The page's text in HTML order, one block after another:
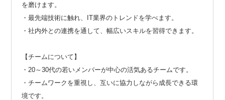
を磨けます。
・最先端技術に触れ、IT業界のトレンドを学べます。
・社内外との連携を通して、幅広いスキルを習得できます。
【チームについて】
・20～30代の若いメンバーが中心の活気あるチームです。
・チームワークを重視し、互いに協力しながら成長できる環
境です。